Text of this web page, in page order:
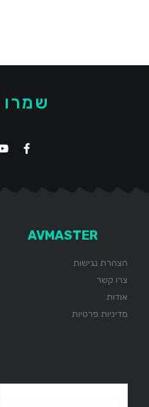
AVMASTER
הצהרת נגישות
צרו קשר
אודות
מדיניות פרטיות